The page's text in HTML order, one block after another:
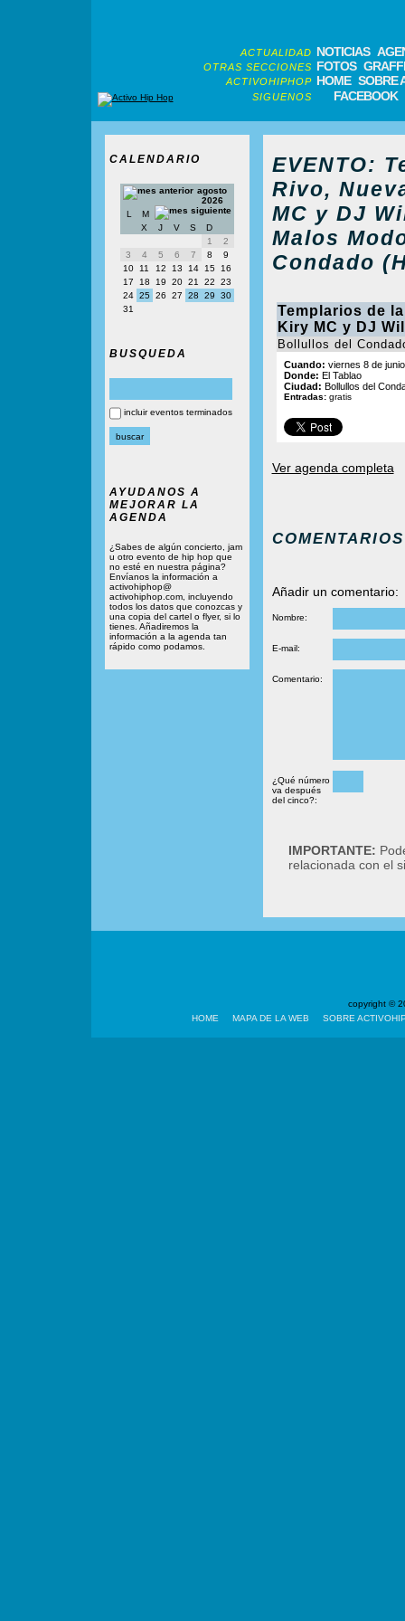
ACTUALIDAD NOTICIAS
OTRAS SECCIONES FOTOS
ACTIVOHIPHOP HOME SOBRE
SIGUENOS FACEBOOK
CALENDARIO
agosto
2026
L
M
X
J V S
D
1
2
3
4 5 6 7 8
9
10
11 12 13 14 15
16
17
18 19 20 21 22
23
24 25 26 27 28 29
30
31
BUSQUEDA
incluir eventos terminados
AYUDANOS A
MEJORAR LA
AGENDA
¿Sabes de algún concierto, jam
u otro evento de hip hop que
no esté en nuestra página?
Envíanos la información a
activohiphop@
activohiphop.com, incluyendo
todos los datos que conozcas y
una copia del cartel o flyer, si lo
tienes. Añadiremos la
información a la agenda tan
rápido como podamos.
EVENTO:
Rivo,
MC y DJ
Malos
Condado
Templarios de
Kiry MC y DJ
Bollullos del
Cuando: viernes 8 de
Donde: El Tablao
Ciudad: Bollullos del
Entradas: gratis
Ver agenda completa
COMENTARIOS
Añadir un comentario:
Nombre:
E-mail:
Comentario:
¿Qué número
va después
del cinco?:
IMPORTANTE:
relacionada con el
copyright ©
HOME
MAPA DE LA WEB SOBRE